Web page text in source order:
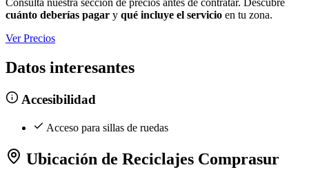
Consulta nuestra sección de precios antes de contratar. Descubre
cuánto deberías pagar y qué incluye el servicio en tu zona.
Ver Precios
Datos interesantes
Accesibilidad
Acceso para sillas de ruedas
Ubicación de Reciclajes Comprasur